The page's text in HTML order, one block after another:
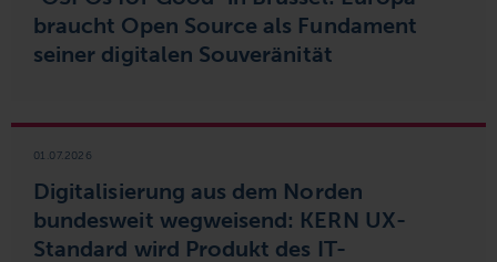
braucht Open Source als Fundament
seiner digitalen Souveränität
Digitalisierung aus dem Norden
bundesweit wegweisend: KERN UX-
Standard wird Produkt des IT-
01.07.2026